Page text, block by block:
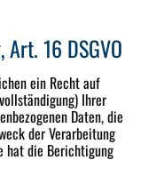
16 DSGVO
ein Recht auf
Ihrer
Daten, die
der Verarbeitung
hat die Berichtigung